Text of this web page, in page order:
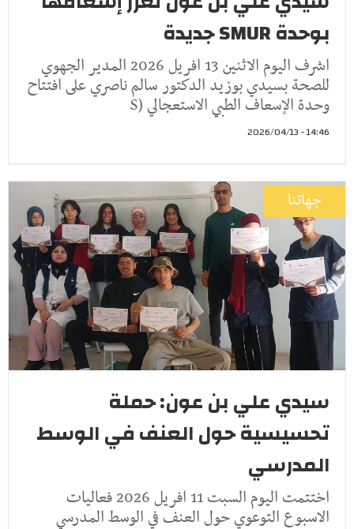
بوحدة SMUR جديدة
اشرف اليوم الاثنين 13 افريل 2026 المدير الجهوي
للصحة بسيدي بوزيد الدكتور سالم ناصري على افتتاح
وحدة الإسعاف الطبي الاستعجالي (S
14:46 - 2026/04/13
جهاتنا
سيدي علي بن عون: حملة
تحسيسية حول العنف في الوسط
المدرسي
اختتمت اليوم السبت 11 افريل 2026 فعاليات
الاسبوع التوعوي حول العنف في الوسط المدرسي